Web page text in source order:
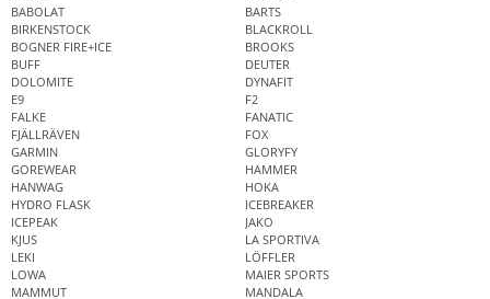
BABOLAT
BARTS
BIRKENSTOCK
BLACKROLL
BOGNER FIRE+ICE
BROOKS
BUFF
DEUTER
DOLOMITE
DYNAFIT
E9
F2
FALKE
FANATIC
FJÄLLRÄVEN
FOX
GARMIN
GLORYFY
GOREWEAR
HAMMER
HANWAG
HOKA
HYDRO FLASK
ICEBREAKER
ICEPEAK
JAKO
KJUS
LA SPORTIVA
LEKI
LÖFFLER
LOWA
MAIER SPORTS
MAMMUT
MANDALA